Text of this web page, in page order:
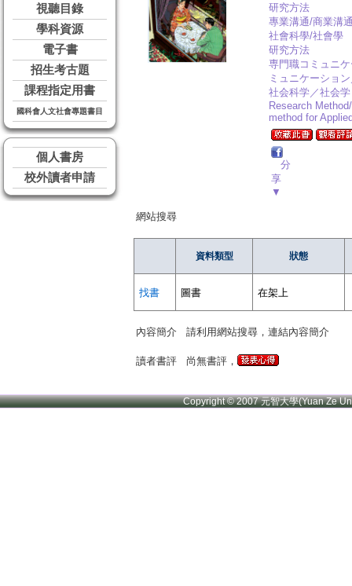
視聽目錄
學科資源
電子書
招生考古題
課程指定用書
國科會人文社會專題書目
個人書房
校外讀者申請
研究方法
專業溝通/商業溝
社會科學/社會學
研究方法
専門職コミュニ
ミュニケーショ
社会科学／社会学
Research
method for
分
享
▼
網站搜尋
資料類型 狀態
找書 圖書 在架上
內容簡介 請利用網站搜尋，連結內容簡介
讀者書評 尚無書評，
Copyright © 2007 元智大學(Yuan Ze